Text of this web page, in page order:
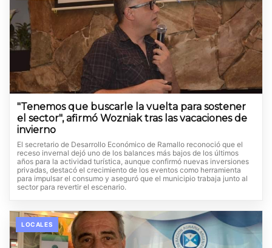
"Tenemos que buscarle la vuelta para sostener
el sector", afirmó Wozniak tras las vacaciones de
invierno
El secretario de Desarrollo Económico de Ramallo reconoció que el
receso invernal dejó uno de los balances más bajos de los últimos
años para la actividad turística, aunque confirmó nuevas inversiones
privadas, destacó el crecimiento de los eventos como herramienta
para impulsar el consumo y aseguró que el municipio trabaja junto al
sector para revertir el escenario.
LOCALES